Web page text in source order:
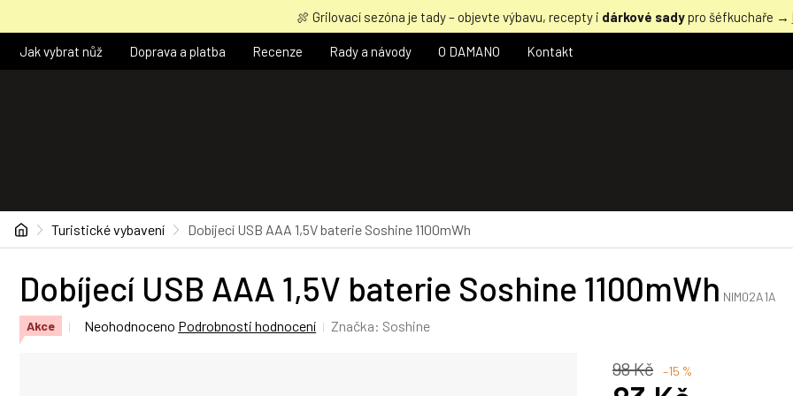
obsah
🍖 Grilovací sezóna je tady – objevte výbavu, recepty i dárkové sadypro šéfkuchaře →
Jak vybrat nůž Doprava a platba Recenze Rady a návody O DAMANO Kontakt
DomůTuristické vybavení Dobíjecí USB AAA 1,5V baterie Soshine 1100mWh
Dobíjecí USB AAA 1,5V baterie Soshine 1100mWh NIM02A1A
Akce
Průměrné
Neohodnoceno Podrobnosti hodnocení Značka: Soshine
98 Kč –15 %